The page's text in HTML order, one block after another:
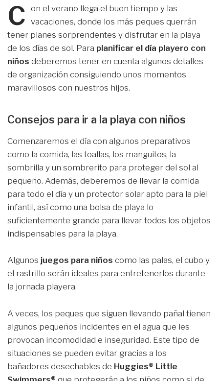
C
on el verano llega el buen tiempo y las
vacaciones, donde los más peques querrán
tener planes sorprendentes y disfrutar en la playa
de los días de sol. Para planificar el día playero con
niños deberemos tener en cuenta algunos detalles
de organización consiguiendo unos momentos
maravillosos con nuestros hijos.
Consejos para ir a la playa con niños
Comenzaremos el día con algunos preparativos
como la comida, las toallas, los manguitos, la
sombrilla y un sombrerito para proteger del sol al
pequeño. Además, deberemos de llevar la comida
para todo el día y un protector solar apto para la piel
infantil, así como una bolsa de playa lo
suficientemente grande para llevar todos los objetos
indispensables para la playa.
Algunos juegos para niños como las palas, el cubo y
el rastrillo serán ideales para entretenerlos durante
la jornada playera.
A veces, los peques que siguen llevando pañal tienen
algunos pequeños incidentes en el agua que les
provocan incomodidad e inseguridad. Este tipo de
situaciones se pueden evitar gracias a los
bañadores desechables de Huggies® Little